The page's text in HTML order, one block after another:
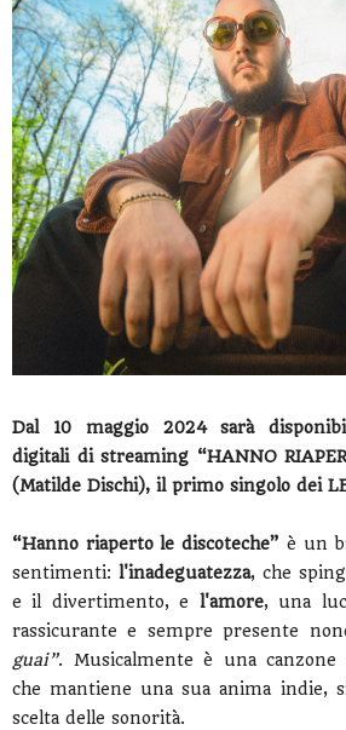
Dal 10 maggio 2024 sarà
digitali di streaming “HANNO
(Matilde Dischi), il primo singolo dei
“Hanno riaperto le discoteche” è un
sentimenti: l'inadeguatezza, che
e il divertimento, e l'amore, una
rassicurante e sempre presente
guai”. Musicalmente è una
che mantiene una sua anima indie,
scelta delle sonorità.